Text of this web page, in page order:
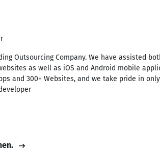
Outsourcing Company. We have assisted
as well as iOS and Android mobile
and 300+ Websites, and we take pride in